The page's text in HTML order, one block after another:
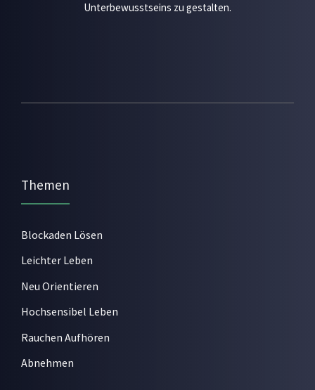
Unterbewusstseins zu gestalten.
Themen
Blockaden Lösen
Leichter Leben
Neu Orientieren
Hochsensibel Leben
Rauchen Aufhören
Abnehmen